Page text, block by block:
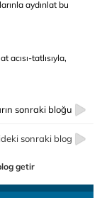
aydınlat bu
acısı-tatlısıyla,
sonraki bloğu
sonraki blog
getir